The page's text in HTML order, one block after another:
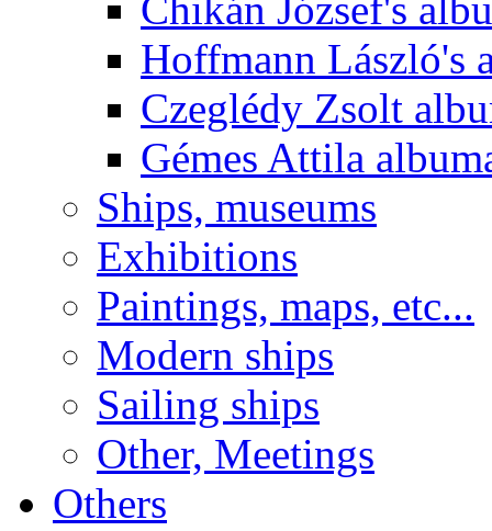
Hoffmann László's
Czeglédy Zsolt
Gémes Attila
Ships, museums
Exhibitions
Paintings, maps, etc...
Modern ships
Sailing ships
Other, Meetings
Others